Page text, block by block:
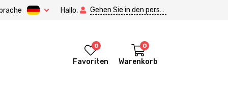
Hallo, Gehen Sie in den persönlichen Bereich.
0
Favoriten
0
Warenkorb